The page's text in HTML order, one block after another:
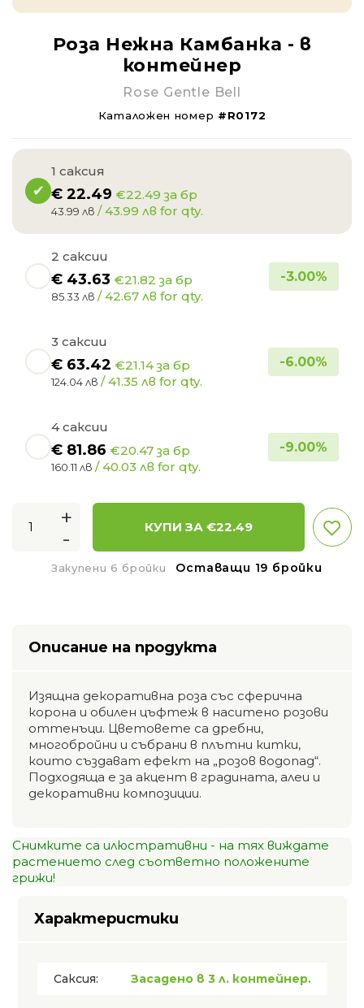
Роза Нежна Камбанка - в
контейнер
Rose Gentle Bell
Каталожен номер #R0172
1 саксия
€ 22.49 €22.49 за бр
43.99 лв / 43.99 лв for qty.
2 саксии
€ 43.63 €21.82 за бр
85.33 лв / 42.67 лв for qty.
-3.00%
3 саксии
€ 63.42 €21.14 за бр
124.04 лв / 41.35 лв for qty.
-6.00%
4 саксии
€ 81.86 €20.47 за бр
160.11 лв / 40.03 лв for qty.
-9.00%
+
-
КУПИ ЗА €22.49
Закупени 6 бройки Оставащи 19 бройки
Описание на продукта
Изящна декоративна роза със сферична
корона и обилен цъфтеж в наситено розови
оттенъци. Цветовете са дребни,
многобройни и събрани в плътни китки,
които създават ефект на „розов водопад“.
Подходяща е за акцент в градината, алеи и
декоративни композиции.
Снимките са илюстративни - на тях виждате
растението след съответно положените
грижи!
Характеристики
Саксия: Засадено в 3 л. контейнер.